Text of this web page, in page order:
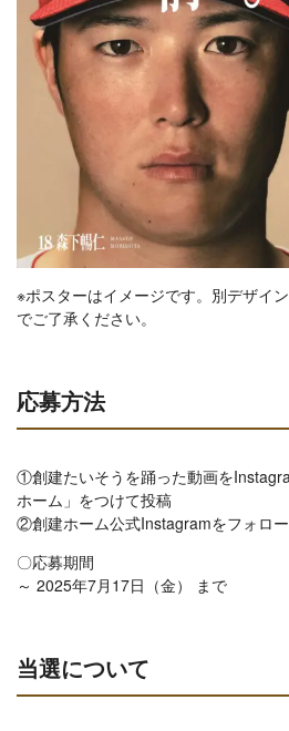
※ポスターはイメージです。別デザイ
でご了承ください。
応募方法
①創建たいそうを踊った動画を
ホーム」をつけて投稿
②創建ホーム公式Instagramをフォロー
〇応募期間
～ 2025年7月17日（金） まで
当選について